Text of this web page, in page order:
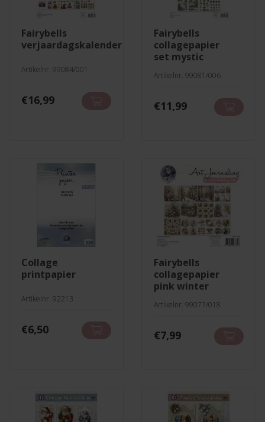
fairybells
verjaardagskalender
Artikelnr. 99084/001
€16,99
fairybells
collagepapier
set mystic
Artikelnr. 99081/006
€11,99
collage
printpapier
Artikelnr. 92213
€6,50
fairybells
collagepapier
pink winter
Artikelnr. 99077/018
€7,99